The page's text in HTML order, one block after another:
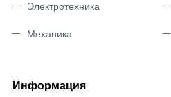
Электротехника
Механика
Информация